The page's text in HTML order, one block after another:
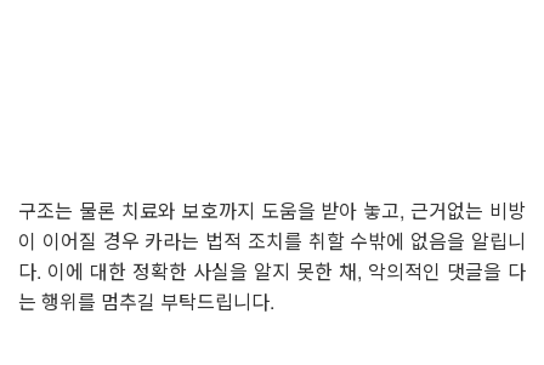
구조는 물론 치료와 보호까지 도움을 받아 놓고,근거없는 비방
이 이어질 경우 카라는 법적 조치를 취할 수밖에 없음을 알립니
다. 이에 대한 정확한 사실을 알지 못한 채, 악의적인 댓글을 다
는 행위를 멈추길 부탁드립니다.